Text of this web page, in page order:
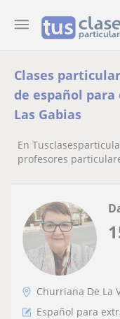
Clases
de español
Las Gabias
En
profesores
Churriana De La
Español para